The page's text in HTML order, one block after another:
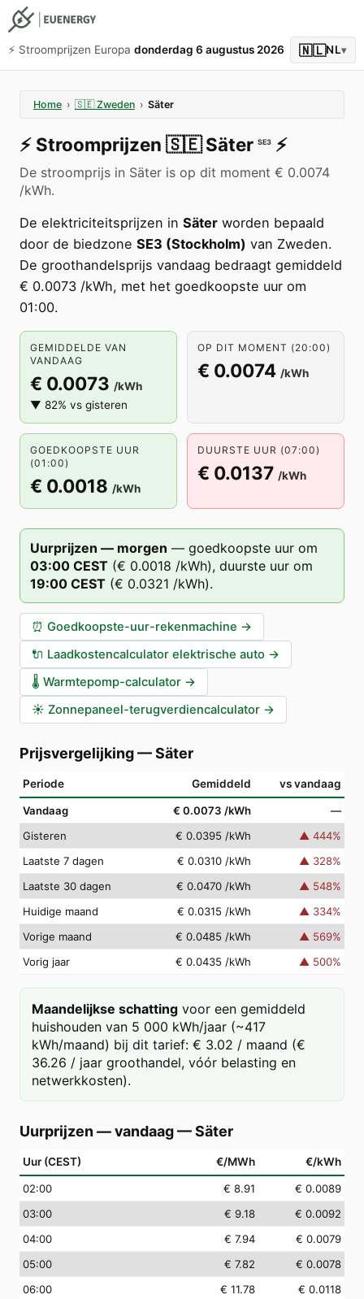
⚡️ Stroomprijzen Europa donderdag 6 augustus 2026 🇳🇱NL▾
Home › 🇸🇪 Zweden › Säter
⚡️ Stroomprijzen 🇸🇪 Säter SE3 ⚡️
De stroomprijs in Säter is op dit moment € 0.0074
/kWh.
De elektriciteitsprijzen in Säter worden bepaald
door de biedzone SE3 (Stockholm) van Zweden.
De groothandelsprijs vandaag bedraagt gemiddeld
€ 0.0073 /kWh, met het goedkoopste uur om
01:00.
GEMIDDELDE VAN
VANDAAG
€ 0.0073 /kWh
▼ 82% vs gisteren
OP DIT MOMENT (20:00)
€ 0.0074 /kWh
GOEDKOOPSTE UUR
(01:00)
€ 0.0018 /kWh
DUURSTE UUR (07:00)
€ 0.0137 /kWh
Uurprijzen — morgen — goedkoopste uur om
03:00 CEST (€ 0.0018 /kWh), duurste uur om
19:00 CEST (€ 0.0321 /kWh).
⏰ Goedkoopste-uur-rekenmachine →
🔌 Laadkostencalculator elektrische auto →
🌡️ Warmtepomp-calculator →
☀️ Zonnepaneel-terugverdiencalculator →
Prijsvergelijking—Säter
Periode Gemiddeld vs vandaag
Vandaag € 0.0073 /kWh
—
Gisteren
€ 0.0395 /kWh ▲ 444%
Laatste 7 dagen
€ 0.0310 /kWh ▲ 328%
Laatste 30 dagen
€ 0.0470 /kWh ▲ 548%
Huidige maand
€ 0.0315 /kWh ▲ 334%
Vorige maand
€ 0.0485 /kWh ▲ 569%
Vorig jaar
€ 0.0435 /kWh ▲ 500%
Maandelijkse schatting voor een gemiddeld
huishouden van 5 000 kWh/jaar (~417
kWh/maand) bij dit tarief: € 3.02 / maand (€
36.26 / jaar groothandel, vóór belasting en
netwerkkosten).
Uurprijzen — vandaag—Säter
Uur (CEST) €/MWh €/kWh
02:00 € 8.91
€ 0.0089
03:00 € 9.18
€ 0.0092
04:00 € 7.94
€ 0.0079
05:00 € 7.82
€ 0.0078
06:00 € 11.78
€ 0.0118